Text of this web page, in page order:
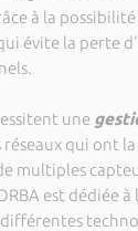
à la
évite la perte
une
réseaux qui ont
multiples
est dédiée